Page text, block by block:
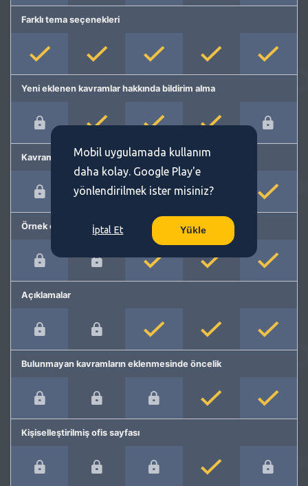
Farklı tema seçenekleri
Yeni eklenen kavramlar hakkında bildirim alma
Kavram önerme
Örnek cümleler
Açıklamalar
Bulunmayan kavramların eklenmesinde öncelik
Kişiselleştirilmiş ofis sayfası
Mobil uygulamada kullanım
daha kolay. Google Play'e
yönlendirilmek ister misiniz?
İptal Et Yükle